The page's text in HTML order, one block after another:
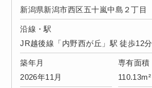
新潟県新潟市西区五十嵐中島２丁目
沿線・駅
JR越後線「内野西が丘」駅 徒歩12分
築年月
2026年11月
専有面積
110.13m²